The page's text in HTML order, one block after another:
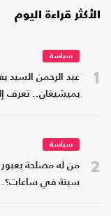
الأكثر قراءة اليوم
1
سياسة
عبد الرحمن السيد
بميشيغان.. تعرف
2
سياسة
من له مصلحة
سبتة في ساعات؟..